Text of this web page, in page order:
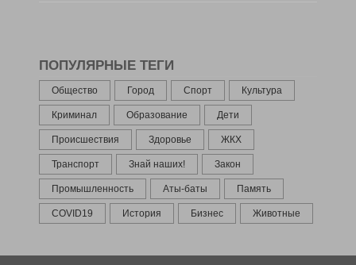
ПОПУЛЯРНЫЕ ТЕГИ
Общество Город Спорт Культура
Криминал Образование Дети
Происшествия Здоровье ЖКХ
Транспорт Знай наших! Закон
Промышленность Аты-баты Память
COVID19 История Бизнес Животные